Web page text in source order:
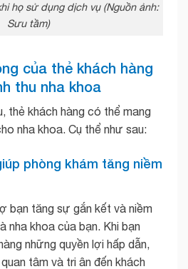
họ sử dụng dịch vụ (Nguồn ảnh:
Sưu tầm)
của thẻ khách hàng
thu nha khoa
thẻ khách hàng có thể mang
nha khoa. Cụ thể như sau:
phòng khám tăng niềm
bạn tăng sự gắn kết và niềm
nha khoa của bạn. Khi bạn
những quyền lợi hấp dẫn,
tâm và tri ân đến khách